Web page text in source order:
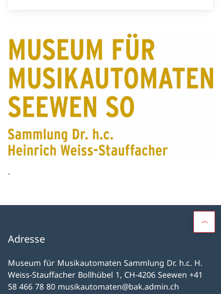
.
Adresse
Museum für Musikautomaten Sammlung Dr. h.c. H.
Weiss-Stauffacher Bollhübel 1, CH-4206 Seewen +41
58 466 78 80 musikautomaten@bak.admin.ch